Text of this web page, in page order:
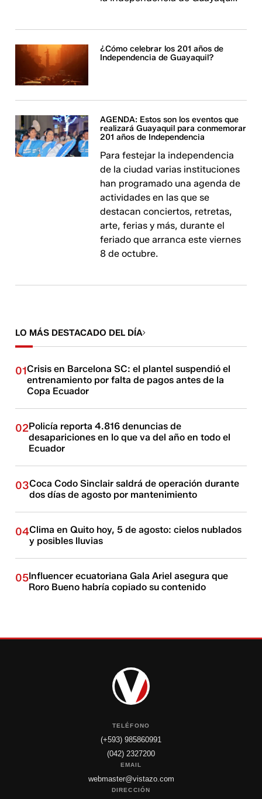
¿Cómo celebrar los 201 años de
Independencia de Guayaquil?
AGENDA: Estos son los eventos que
realizará Guayaquil para conmemorar
201 años de Independencia
Para festejar la independencia
de la ciudad varias instituciones
han programado una agenda de
actividades en las que se
destacan conciertos, retretas,
arte, ferias y más, durante el
feriado que arranca este viernes
8 de octubre.
LO MÁS DESTACADO DEL DÍA
01Crisis en Barcelona SC: el plantel suspendió el
entrenamiento por falta de pagos antes de la
Copa Ecuador
02Policía reporta 4.816 denuncias de
desapariciones en lo que va del año en todo el
Ecuador
03Coca Codo Sinclair saldrá de operación durante
dos días de agosto por mantenimiento
04Clima en Quito hoy, 5 de agosto: cielos nublados
y posibles lluvias
05Influencer ecuatoriana Gala Ariel asegura que
Roro Bueno habría copiado su contenido
TELÉFONO
(+593) 985860991
(042) 2327200
EMAIL
webmaster@vistazo.com
DIRECCIÓN